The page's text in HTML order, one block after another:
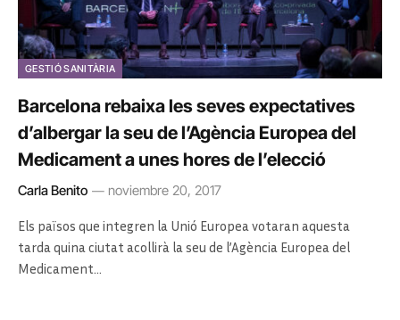
GESTIÓ SANITÀRIA
Barcelona rebaixa les seves expectatives
d’albergar la seu de l’Agència Europea del
Medicament a unes hores de l’elecció
Carla Benito noviembre 20, 2017
Els països que integren la Unió Europea votaran aquesta
tarda quina ciutat acollirà la seu de l’Agència Europea del
Medicament…